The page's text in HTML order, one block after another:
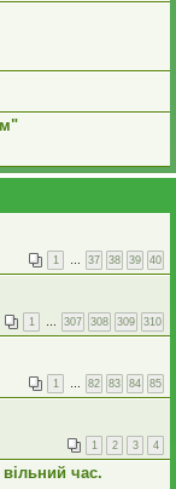
1 … 37 38 39 40
1 … 307 308 309 310
1 … 82 83 84 85
1 2 3 4
час.